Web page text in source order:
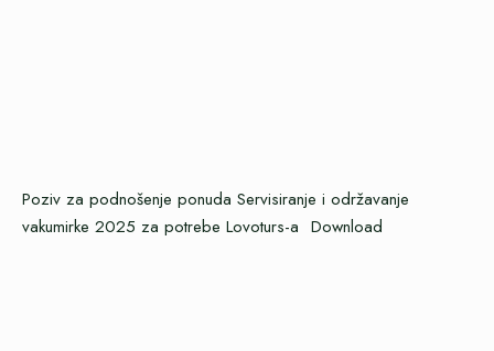
Poziv za podnošenje ponuda Servisiranje i održavanje
vakumirke 2025 za potrebe Lovoturs-a Download